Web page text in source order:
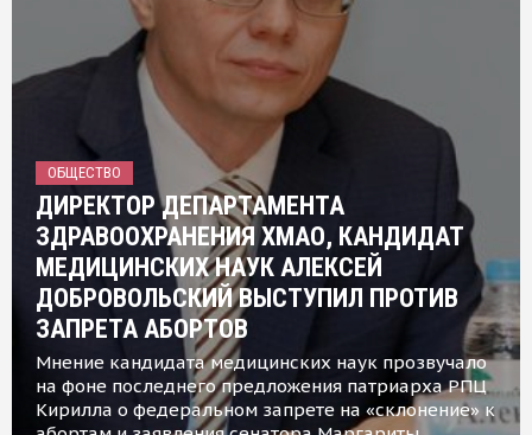
ОБЩЕСТВО
ДИРЕКТОР ДЕПАРТАМЕНТА
ЗДРАВООХРАНЕНИЯ ХМАО, КАНДИДАТ
МЕДИЦИНСКИХ НАУК АЛЕКСЕЙ
ДОБРОВОЛЬСКИЙ ВЫСТУПИЛ ПРОТИВ
ЗАПРЕТА АБОРТОВ
Мнение кандидата медицинских наук прозвучало
на фоне последнего предложения патриарха РПЦ
Кирилла о федеральном запрете на «склонение» к